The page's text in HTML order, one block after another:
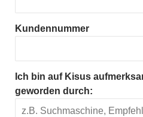
Kundennummer
Ich bin auf Kisus
geworden durch: